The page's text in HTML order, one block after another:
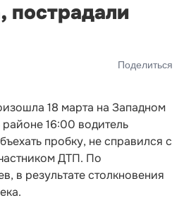
пострадали
Поделиться
18 марта на Западном
16:00 водитель
пробку, не справился с
ДТП. По
в результате столкновения